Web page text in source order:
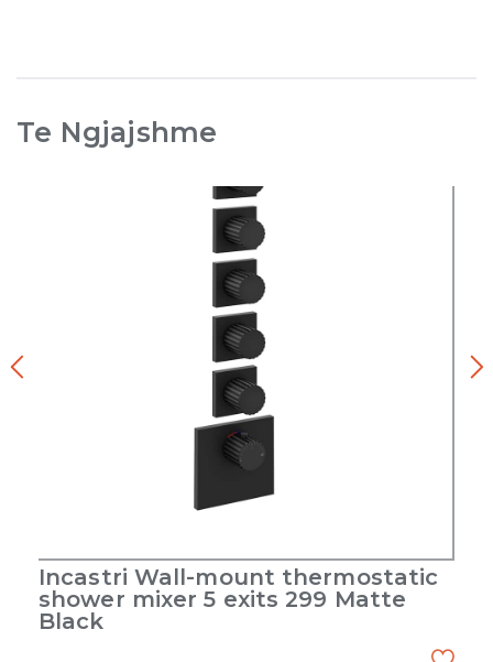
Te Ngjajshme
Incastri Wall-mount thermostatic
shower mixer 5 exits 299 Matte
Black